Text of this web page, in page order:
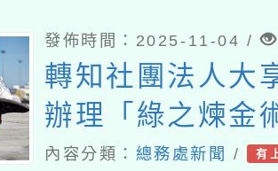
發佈時間：2025-11-04 /
轉知社團法人大
辦理「綠之煉金
餐毛豆食譜徵件
內容分類： 總務處新聞 / 有